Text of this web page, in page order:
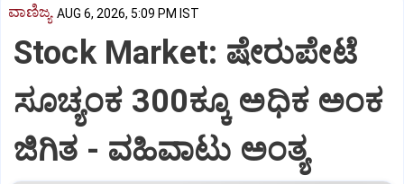
ವಾಣಿಜ್ಯ AUG 6, 2026, 5:09 PM IST
Stock Market: ಷೇರುಪೇಟೆ
ಸೂಚ್ಯಂಕ 300ಕ್ಕೂ ಅಧಿಕ ಅಂಕ
ಜಿಗಿತ - ವಹಿವಾಟು ಅಂತ್ಯ